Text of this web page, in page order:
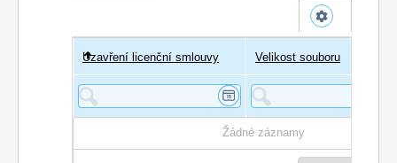
Uživatel
Uzavření licenční smlouvy Velikost souboru
Žádné záznamy